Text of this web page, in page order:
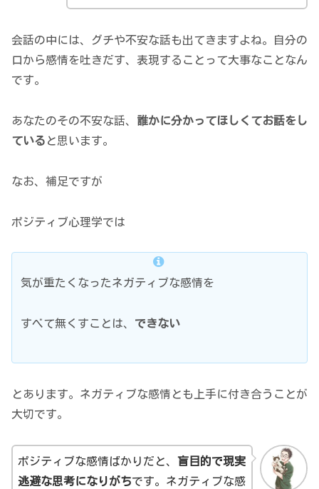
会話の中には、グチや不安な話も出てきますよね。自分の
口から感情を吐きだす、表現することって大事なことなん
です。
あなたのその不安な話、 誰かに分かってほしくてお話をし
ている と思います。
なお、補足ですが
ポジティブ心理学では
気が重たくなったネガティブな感情を
すべて無くすことは、 できない
とあります。ネガティブな感情とも上手に付き合うことが
大切です。
ポジティブな感情ばかりだと、 盲目的で現実
逃避な思考になりがちです。ネガティブな感